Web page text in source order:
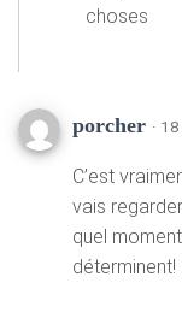
choses
porcher ·
C’est
vais
quel
déterminent!